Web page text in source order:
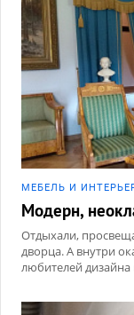
МЕБЕЛЬ И
Модерн,
Отдыхали,
дворца. А внутри
любителей дизайна